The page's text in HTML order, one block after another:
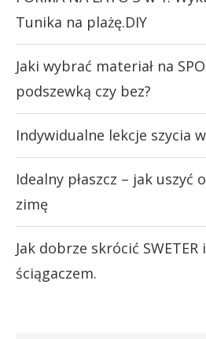
Tunika na plażę.DIY
Jaki wybrać materiał na
podszewką czy bez?
Indywidualne lekcje szycia
Idealny płaszcz – jak uszyć
zimę
Jak dobrze skrócić SWETER
ściągaczem.